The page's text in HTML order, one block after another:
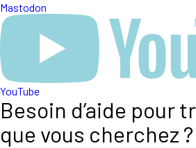
Mastodon
YouTube
Besoin d’aide pour
que vous cherchez ?